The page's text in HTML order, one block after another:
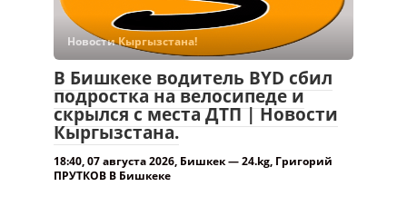
Новости Кыргызстана!
В Бишкеке водитель BYD сбил
подростка на велосипеде и
скрылся с места ДТП | Новости
Кыргызстана.
18:40, 07 августа 2026, Бишкек — 24.kg, Григорий
ПРУТКОВ В Бишкеке